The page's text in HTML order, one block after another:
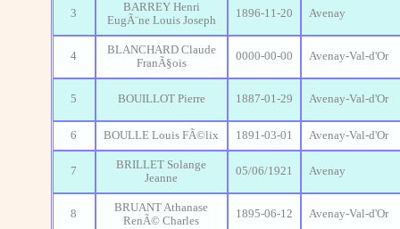
3
BARREY Henri
EugÃ¨ne Louis Joseph
1896-11-20 Avenay
4
BLANCHARD Claude
FranÃ§ois
0000-00-00 Avenay-Val-d'Or
5 BOUILLOT Pierre 1887-01-29 Avenay-Val-d'Or
6 BOULLE Louis FÃ©lix 1891-03-01 Avenay-Val-d'Or
7
BRILLET Solange
Jeanne
05/06/1921 Avenay
8
BRUANT Athanase
RenÃ© Charles
1895-06-12 Avenay-Val-d'Or